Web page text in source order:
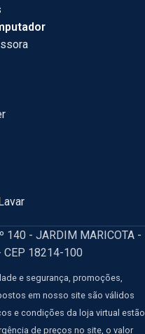
140 - JARDIM MARICOTA -
CEP 18214-100
e segurança, promoções,
em nosso site são válidos
e condições da loja virtual estão
de preços no site, o valor